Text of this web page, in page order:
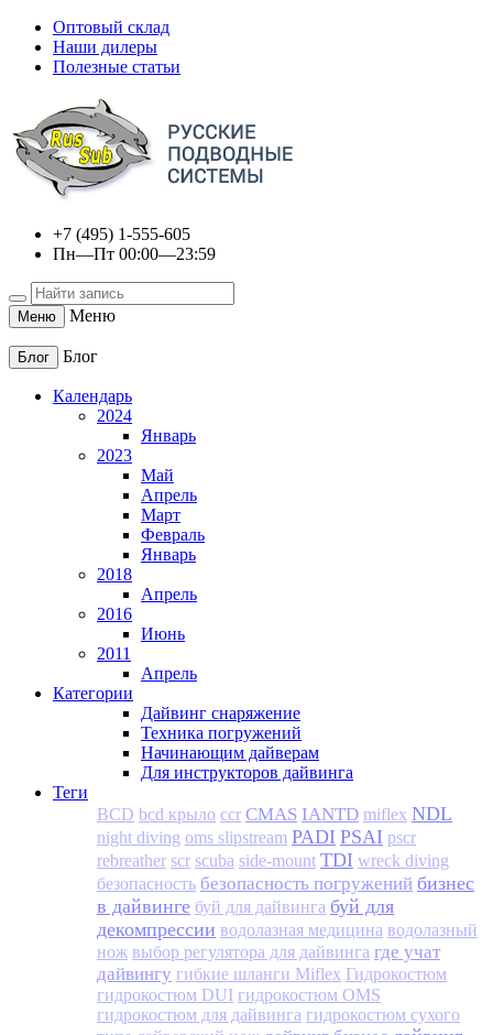
Оптовый склад
Наши дилеры
Полезные статьи
+7 (495) 1-555-605
Пн—Пт 00:00—23:59
Меню Меню
Блог Блог
Календарь
2024
Январь
2023
Май
Апрель
Март
Февраль
Январь
2018
Апрель
2016
Июнь
2011
Апрель
Категории
Дайвинг снаряжение
Техника погружений
Начинающим дайверам
Для инструкторов дайвинга
Теги
BCD bcd крыло ccr CMAS IANTD miflex NDL
night diving oms slipstream PADI PSAI pscr
rebreather scr scuba side-mount TDI wreck diving
безопасность безопасность погружений бизнес
в дайвинге буй для дайвинга буй для
декомпрессии водолазная медицина водолазный
нож выбор регулятора для дайвинга где учат
дайвингу гибкие шланги Miflex Гидрокостюм
гидрокостюм DUI гидрокостюм OMS
гидрокостюм для дайвинга гидрокостюм сухого